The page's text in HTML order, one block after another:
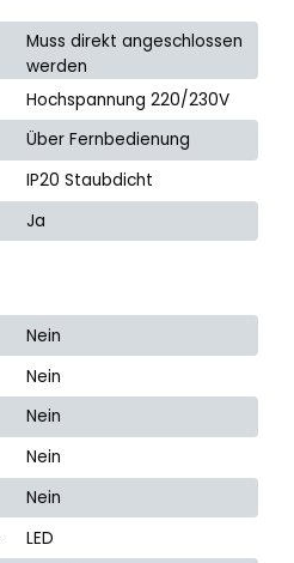
Muss direkt angeschlossen
werden
Hochspannung 220/230V
Über Fernbedienung
IP20 Staubdicht
Ja
Nein
Nein
Nein
Nein
Nein
LED